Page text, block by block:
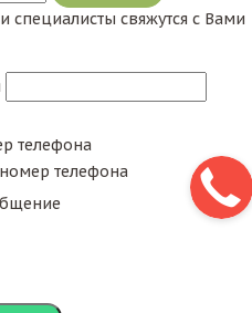
специалисты свяжутся с Вами
телефона
телефона